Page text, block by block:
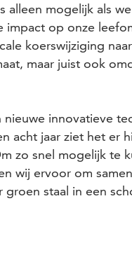
alleen mogelijk als
impact op onze
koerswijziging
maar juist ook
nieuwe innovatieve
acht jaar ziet het er
zo snel mogelijk te
wij ervoor om
groen staal in een